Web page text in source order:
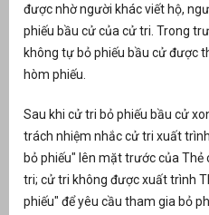
được nhờ người khác viết hộ,
phiếu bầu cử của cử tri. Trong
không tự bỏ phiếu bầu cử được
hòm phiếu.
Sau khi cử tri bỏ phiếu bầu cử
trách nhiệm nhắc cử tri xuất
bỏ phiếu" lên mặt trước của
tri; cử tri không được xuất trình
phiếu" để yêu cầu tham gia bỏ